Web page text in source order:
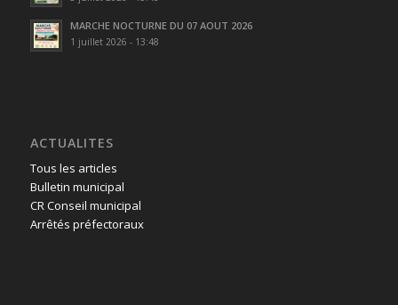
MARCHE NOCTURNE DU 07 AOUT 2026
1 juillet 2026 - 13:48
ACTUALITES
Tous les articles
Bulletin municipal
CR Conseil municipal
Arrêtés préfectoraux